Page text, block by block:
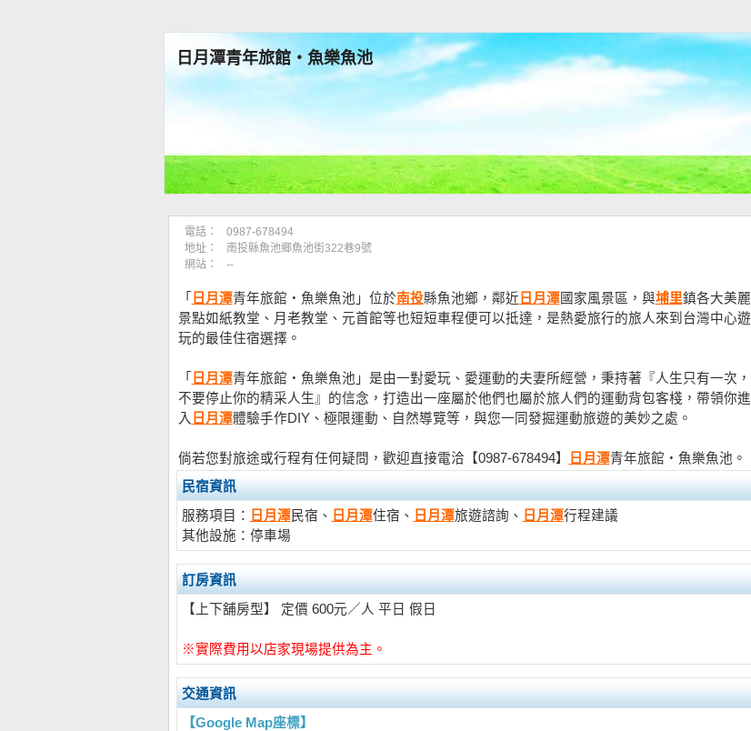
日月潭青年旅館‧魚樂魚池
電話：
0987-678494
地址：
南投縣魚池鄉魚池街322巷9號
網站：
--
「 日月潭青年旅館‧魚樂魚池」位於南投縣魚池鄉，鄰近 日月潭國家風景區，與埔里鎮各大美麗
景點如紙教堂、月老教堂、元首館等也短短車程便可以抵達，是熱愛旅行的旅人來到台灣中心遊
玩的最佳住宿選擇。
「 日月潭青年旅館‧魚樂魚池」是由一對愛玩、愛運動的夫妻所經營，秉持著『人生只有一次，
不要停止你的精采人生』的信念，打造出一座屬於他們也屬於旅人們的運動背包客棧，帶領你進
入 日月潭體驗手作DIY、極限運動、自然導覽等，與您一同發掘運動旅遊的美妙之處。
倘若您對旅途或行程有任何疑問，歡迎直接電洽【0987-678494】 日月潭青年旅館‧魚樂魚池。
民宿資訊
服務項目：
日月潭民宿、 日月潭住宿、 日月潭旅遊諮詢、 日月潭行程建議
其他設施：停車場
訂房資訊
【上下舖房型】 定價 600元／人 平日 假日
※實際費用以店家現場提供為主。
交通資訊
【Google Map座標】